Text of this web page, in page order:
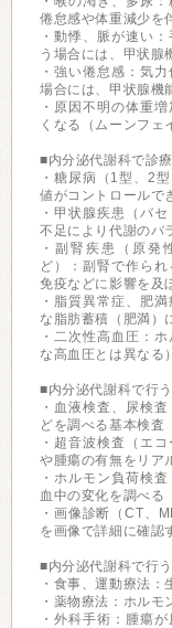
倦怠感や体重減少を
・動悸、脈が速い
う場合には、甲状腺
・強い倦怠感：気
場合には、甲状腺機
・原因不明の体重
くなる（ムーンフェ
■内分泌代謝科で診
・糖尿病（1型、2
値がコントロールで
・甲状腺疾患（バ
不足により代謝のバ
・副腎疾患（原発
ど）：副腎で作ら
免疫などに影響を及
・脂質異常症、肥
な脂肪蓄積（肥満）
・二次性高血圧：
な高血圧とは異なる）
■内分泌代謝科で行
・血液検査、尿検
どを調べる基本検査
・超音波検査（エ
や腫瘍の有無をリア
・ホルモン負荷検
血中の変化を調べる
・画像診断（CT、
を画像で詳細に確認
■内分泌代謝科で行
・食事、運動療法
・薬物療法：ホル
・外科手術：腫瘍